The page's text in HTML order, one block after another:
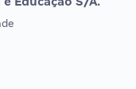
DE ORDEM